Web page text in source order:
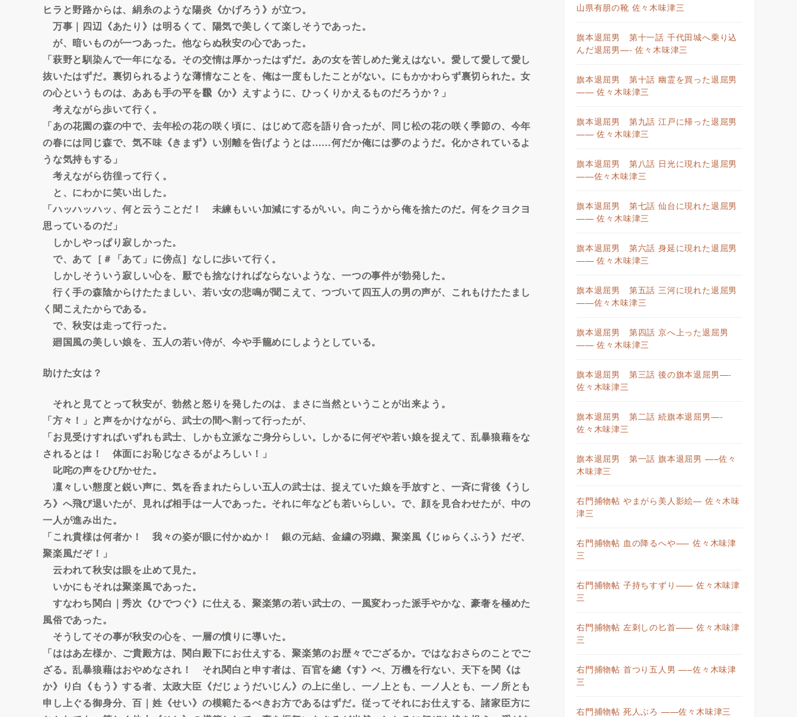
ヒラと野路からは、絹糸のような陽炎《かげろう》が立つ。
万事｜四辺《あたり》は明るくて、陽気で美しくて楽しそうであった。
が、暗いものが一つあった。他ならぬ秋安の心であった。
「萩野と馴染んで一年になる。その交情は厚かったはずだ。あの女を苦しめた覚えはない。愛して愛して愛し
抜いたはずだ。裏切られるような薄情なことを、俺は一度もしたことがない。にもかかわらず裏切られた。女
の心というものは、ああも手の平を飜《か》えすように、ひっくりかえるものだろうか？」
考えながら歩いて行く。
「あの花園の森の中で、去年松の花の咲く頃に、はじめて恋を語り合ったが、同じ松の花の咲く季節の、今年
の春には同じ森で、気不味《きまず》い別離を告げようとは……何だか俺には夢のようだ。化かされているよ
うな気持もする」
考えながら彷徨って行く。
と、にわかに笑い出した。
「ハッハッハッ、何と云うことだ！ 未練もいい加減にするがいい。向こうから俺を捨たのだ。何をクヨクヨ
思っているのだ」
しかしやっぱり寂しかった。
で、あて［＃「あて」に傍点］なしに歩いて行く。
しかしそういう寂しい心を、厭でも捨なければならないような、一つの事件が勃発した。
行く手の森陰からけたたましい、若い女の悲鳴が聞こえて、つづいて四五人の男の声が、これもけたたまし
く聞こえたからである。
で、秋安は走って行った。
廻国風の美しい娘を、五人の若い侍が、今や手籠めにしようとしている。
助けた女は？
それと見てとって秋安が、勃然と怒りを発したのは、まさに当然ということが出来よう。
「方々！」と声をかけながら、武士の間へ割って行ったが、
「お見受けすればいずれも武士、しかも立派なご身分らしい。しかるに何ぞや若い娘を捉えて、乱暴狼藉をな
されるとは！ 体面にお恥じなさるがよろしい！」
叱咤の声をひびかせた。
凜々しい態度と鋭い声に、気を呑まれたらしい五人の武士は、捉えていた娘を手放すと、一斉に背後《うし
ろ》へ飛び退いたが、見れば相手は一人であった。それに年なども若いらしい。で、顔を見合わせたが、中の
一人が進み出た。
「これ貴様は何者か！ 我々の姿が眼に付かぬか！ 銀の元結、金繍の羽織、聚楽風《じゅらくふう》だぞ、
聚楽風だぞ！」
云われて秋安は眼を止めて見た。
いかにもそれは聚楽風であった。
すなわち関白｜秀次《ひでつぐ》に仕える、聚楽第の若い武士の、一風変わった派手やかな、豪奢を極めた
風俗であった。
そうしてその事が秋安の心を、一層の憤りに導いた。
「ははあ左様か、ご貴殿方は、関白殿下にお仕えする、聚楽第のお歴々でござるか。ではなおさらのことでご
ざる。乱暴狼藉はおやめなされ！ それ関白と申す者は、百官を總《す》べ、万機を行ない、天下を関《は
か》り白《もう》する者、太政大臣《だじょうだいじん》の上に坐し、一ノ上とも、一ノ人とも、一ノ所とも
申し上ぐる御身分、百｜姓《せい》の模範たるべきお方であるはずだ。従ってそれにお仕えする、諸家臣方に
山県有朋の靴 佐々木味津三
旗本退屈男 第十一話 千代田城へ乗り込
んだ退屈男—- 佐々木味津三
旗本退屈男 第十話 幽霊を買った退屈男
—— 佐々木味津三
旗本退屈男 第九話 江戸に帰った退屈男
—— 佐々木味津三
旗本退屈男 第八話 日光に現れた退屈男
——佐々木味津三
旗本退屈男 第七話 仙台に現れた退屈男
—— 佐々木味津三
旗本退屈男 第六話 身延に現れた退屈男
—— 佐々木味津三
旗本退屈男 第五話 三河に現れた退屈男
——佐々木味津三
旗本退屈男 第四話 京へ上った退屈男
—— 佐々木味津三
旗本退屈男 第三話 後の旗本退屈男—-
佐々木味津三
旗本退屈男 第二話 続旗本退屈男—-
佐々木味津三
旗本退屈男 第一話 旗本退屈男 —–佐々
木味津三
右門捕物帖 やまがら美人影絵— 佐々木味
津三
右門捕物帖 血の降るへや—– 佐々木味津
三
右門捕物帖 子持ちすずり—— 佐々木味津
三
右門捕物帖 左刺しの匕首—— 佐々木味津
三
右門捕物帖 首つり五人男 —–佐々木味津
三
右門捕物帖 死人ぶろ ——佐々木味津三